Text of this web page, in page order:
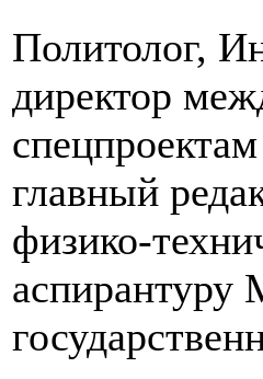
Политолог,
директор
главный
физико-